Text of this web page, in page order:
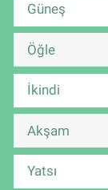
Güneş
Öğle
İkindi
Akşam
Yatsı